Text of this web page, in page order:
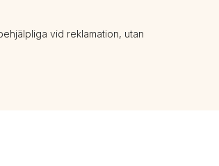
vid reklamation, utan